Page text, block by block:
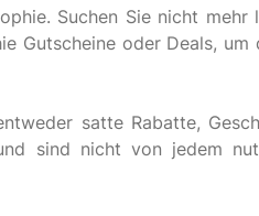
Suchen Sie nicht mehr
Gutscheine oder Deals, um
satte Rabatte,
sind nicht von jedem